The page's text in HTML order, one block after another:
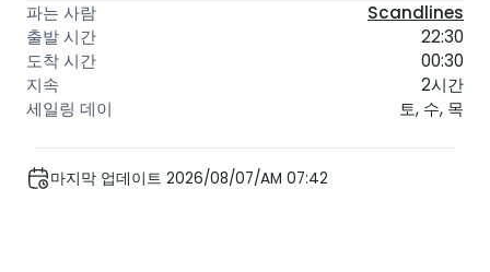
Scandlines
22:30
00:30
2시간
토, 수, 목
마지막 업데이트 2026/08/07/AM 07:42